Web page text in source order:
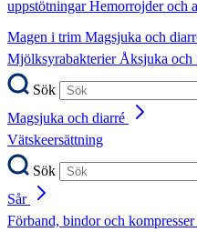
uppstötningarHemorrojder och
Magen i trim Magsjuka och
MjölksyrabakterierÅksjuka och
Sök
Magsjuka och diarré
Vätskeersättning
Sök
Sår
Förband, bindor och kompresser